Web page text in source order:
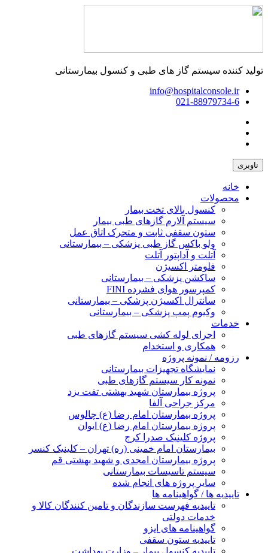
تولید کننده سیستم گاز های طبی و کنسول بیمارستانی
info@hospitalconsole.ir
021-88979734-6
ناوبری
خانه
محصولات
کنسول بالای تخت بیمار
سیستم آلارم گازهای طبی بیمار
ستون سقفی ثابت و متحرک اتاق عمل
ولو باکس گاز طبی پزشکی – بیمارستانی
آتلت و آداپتور آتلت
فلومتر اکسیژن
ساکشن پزشکی – بیمارستانی
کمپرسور هوای فشرده FINI
سانترال اکسیژن پزشکی – بیمارستانی
وکیوم پمپ پزشکی – بیمارستانی
خدمات
اجرای لوله کشی سیستم گازهای طبی
همکاری و استخدام
رزومه / نمونه پروژه
نمایشگاه تجهیزات بیمارستانی
نمونه کار سیستم گازهای طبی
پروژه بیمارستان شهید بهشتی تفت یزد
مرکز جراحی آلفا
پروژه بیمارستان امام رضا (ع) چالوس
پروژه بیمارستان امام رضا (ع) ایوان
پروژه کلینیک صدرا کرج
بیمارستان امام خمینی (ره) تهران – کلینیک کنسر
پروژه بیمارستان امجدی و شهید بهشتی قم
سیستم تاسیسات بیمارستانی
سایر پروژه های انجام شده
تاییدیه ها / گواهینامه ها
تاییدیه فهرست سازندگان و تامین کنندگان کالا و
خدمات دولتی
گواهینامه های ایزو
تاییدیه ستون سقفی
تاییدیه کنسول بیمار – وزارت بهداشت